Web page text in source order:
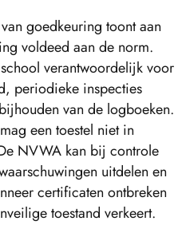
goedkeuring toont aan
voldeed aan de norm.
verantwoordelijk voor
periodieke inspecties
van de logboeken.
een toestel niet in
NVWA kan bij controle
uitdelen en
certificaten ontbreken
toestand verkeert.